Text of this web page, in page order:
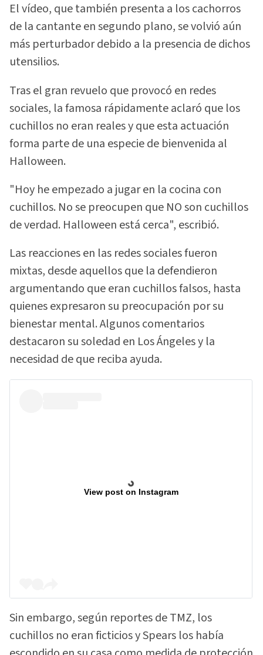
El vídeo, que también presenta a los cachorros
de la cantante en segundo plano, se volvió aún
más perturbador debido a la presencia de dichos
utensilios.
Tras el gran revuelo que provocó en redes
sociales, la famosa rápidamente aclaró que los
cuchillos no eran reales y que esta actuación
forma parte de una especie de bienvenida al
Halloween.
"Hoy he empezado a jugar en la cocina con
cuchillos. No se preocupen que NO son cuchillos
de verdad. Halloween está cerca", escribió.
Las reacciones en las redes sociales fueron
mixtas, desde aquellos que la defendieron
argumentando que eran cuchillos falsos, hasta
quienes expresaron su preocupación por su
bienestar mental. Algunos comentarios
destacaron su soledad en Los Ángeles y la
necesidad de que reciba ayuda.
View post on Instagram
Sin embargo, según reportes de TMZ, los
cuchillos no eran ficticios y Spears los había